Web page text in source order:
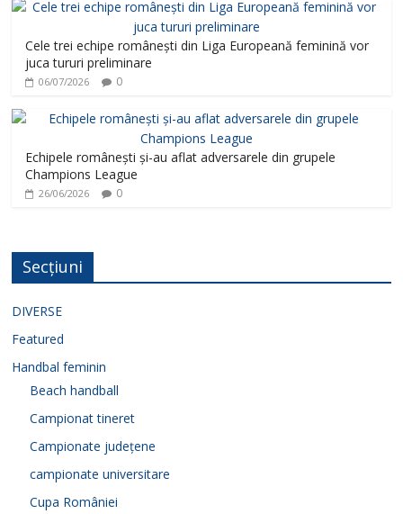
Cele trei echipe românești din Liga Europeană feminină vor
juca tururi preliminare
06/07/2026 0
Echipele românești și-au aflat adversarele din grupele
Champions League
26/06/2026 0
Secțiuni
DIVERSE
Featured
Handbal feminin
Beach handball
Campionat tineret
Campionate județene
campionate universitare
Cupa României